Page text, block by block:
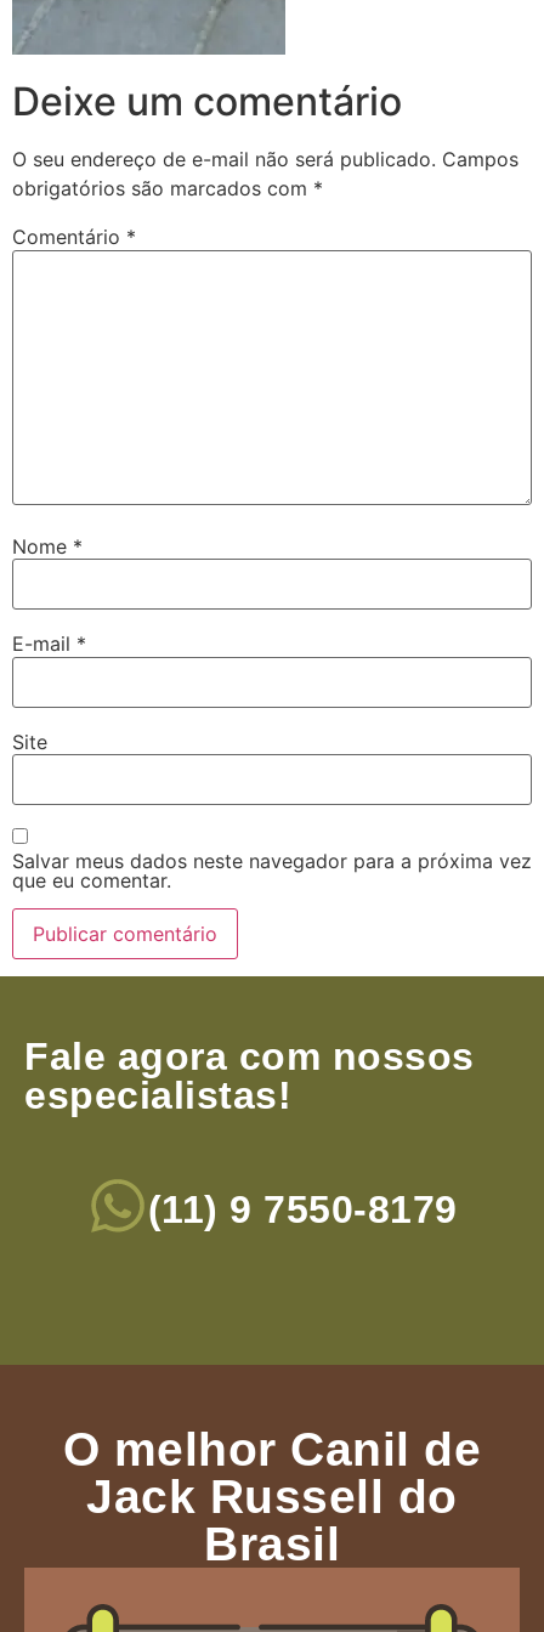
Deixe um comentário
O seu endereço de e-mail não será publicado. Campos
obrigatórios são marcados com *
Comentário *
Nome *
E-mail *
Site
Salvar meus dados neste navegador para a próxima vez
que eu comentar.
Fale agora com nossos
especialistas!
(11) 9 7550-8179
O melhor Canil de
Jack Russell do
Brasil